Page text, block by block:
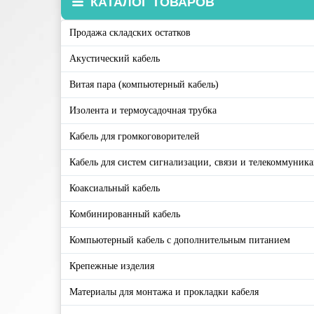
Продажа складских остатков
Акустический кабель
Витая пара (компьютерный кабель)
Изолента и термоусадочная трубка
Кабель для громкоговорителей
Кабель для систем сигнализации, связи и
Коаксиальный кабель
Комбинированный кабель
Компьютерный кабель с дополнительным питанием
Крепежные изделия
Материалы для монтажа и прокладки кабеля